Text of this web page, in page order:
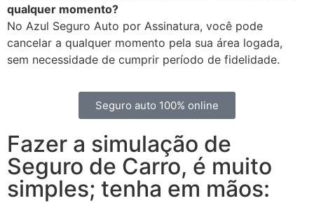
qualquer momento?
No Azul Seguro Auto por Assinatura, você pode
cancelar a qualquer momento pela sua área logada,
sem necessidade de cumprir período de fidelidade.
Seguro auto 100% online
Fazer a simulação de
Seguro de Carro, é muito
simples; tenha em mãos: